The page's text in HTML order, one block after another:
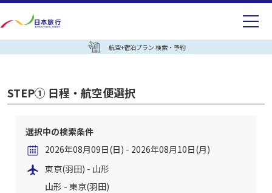
航空+宿泊プラン 検索・予約
STEP① 日程・航空便選択
選択中の検索条件
2026年08月09日(日) - 2026年08月10日(月)
東京(羽田) - 山形
山形 - 東京(羽田)